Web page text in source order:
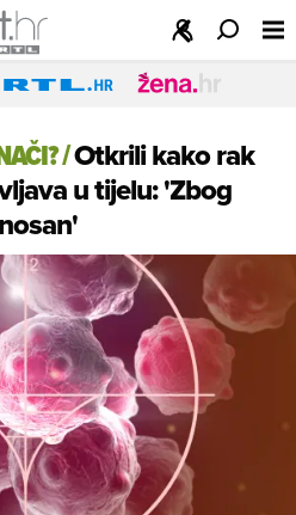
/Otkrili kako rak
u tijelu: 'Zbog